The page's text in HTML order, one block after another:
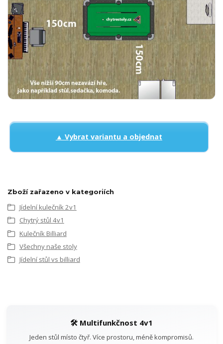
▲ Vybrat variantu a objednat
Zboží zařazeno v kategoriích
Jídelní kulečník 2v1
Chytrý stůl 4v1
Kulečník Billiard
Všechny naše stoly
Jídelní stůl vs billiard
🛠️ Multifunkčnost 4v1
Jeden stůl místo čtyř. Více prostoru, méně kompromisů.